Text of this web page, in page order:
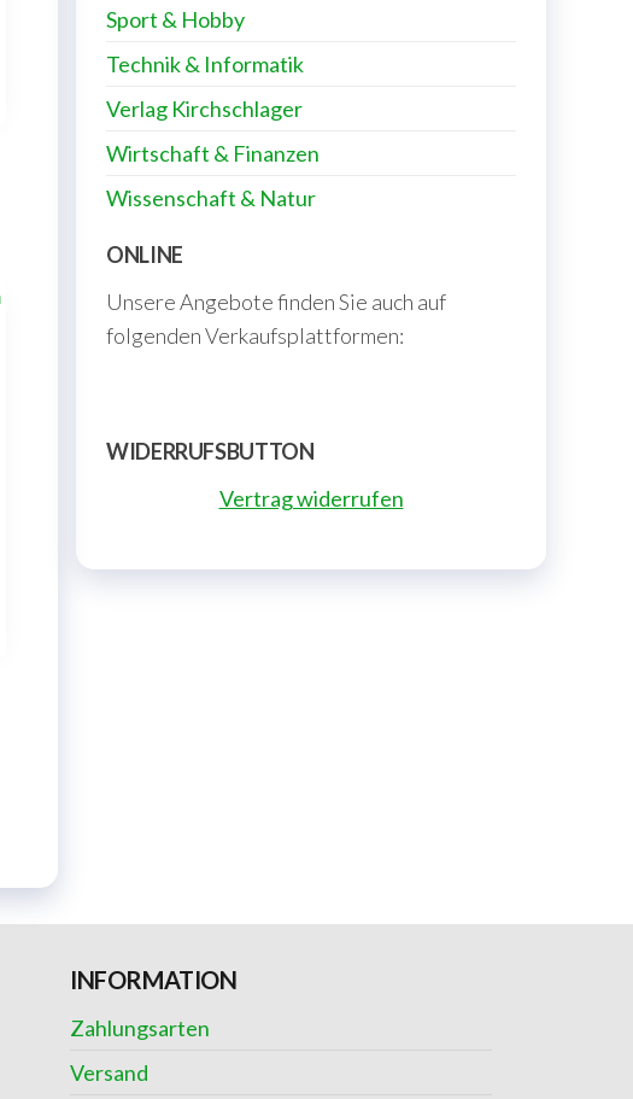
Sport & Hobby
Technik & Informatik
Verlag Kirchschlager
Wirtschaft & Finanzen
Wissenschaft & Natur
ONLINE
Unsere Angebote finden Sie auch auf
folgenden Verkaufsplattformen:
WIDERRUFSBUTTON
Vertrag widerrufen
INFORMATION
Zahlungsarten
Versand